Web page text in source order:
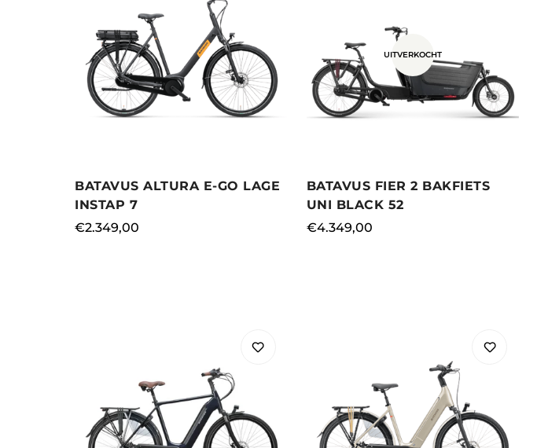
BATAVUS ALTURA E-GO LAGE
INSTAP 7
Normale
€2.349,00
UITVERKOCHT
BATAVUS FIER 2 BAKFIETS
UNI BLACK 52
Normale
€4.349,00